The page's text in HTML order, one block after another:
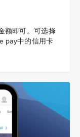
额即可。可选择
pay中的信用卡